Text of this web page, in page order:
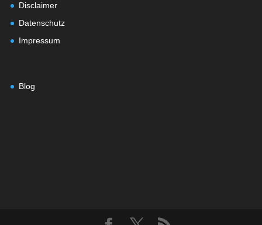
Disclaimer
Datenschutz
Impressum
Blog